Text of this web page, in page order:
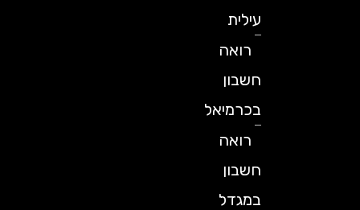
עילית
רואה
חשבון
בכרמיאל
רואה
חשבון
במגדל